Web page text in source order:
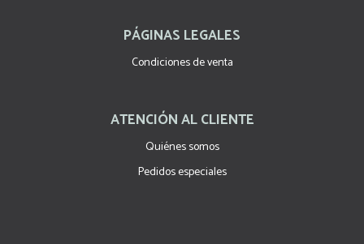
PÁGINAS LEGALES
Condiciones de venta
ATENCIÓN AL CLIENTE
Quiénes somos
Pedidos especiales